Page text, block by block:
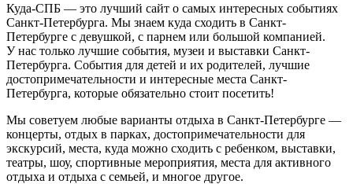
Куда-СПБ — это лучший сайт о самых интересных событиях
Санкт-Петербурга. Мы знаем куда сходить в Санкт-
Петербурге с девушкой, с парнем или большой компанией.
У нас только лучшие события, музеи и выставки Санкт-
Петербурга. События для детей и их родителей, лучшие
достопримечательности и интересные места Санкт-
Петербурга, которые обязательно стоит посетить!
Мы советуем любые варианты отдыха в Санкт-Петербурге —
концерты, отдых в парках, достопримечательности для
экскурсий, места, куда можно сходить с ребенком, выставки,
театры, шоу, спортивные мероприятия, места для активного
отдыха и отдыха с семьей, и многое другое.